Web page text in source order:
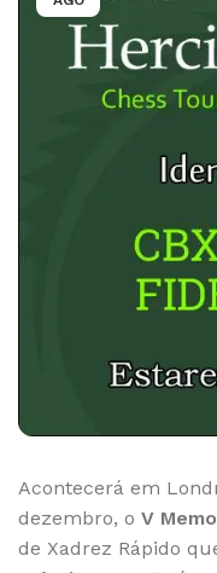
Acontecerá em
dezembro, o V
de Xadrez Rápido